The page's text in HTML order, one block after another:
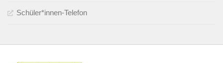
Schüler*innen-Telefon